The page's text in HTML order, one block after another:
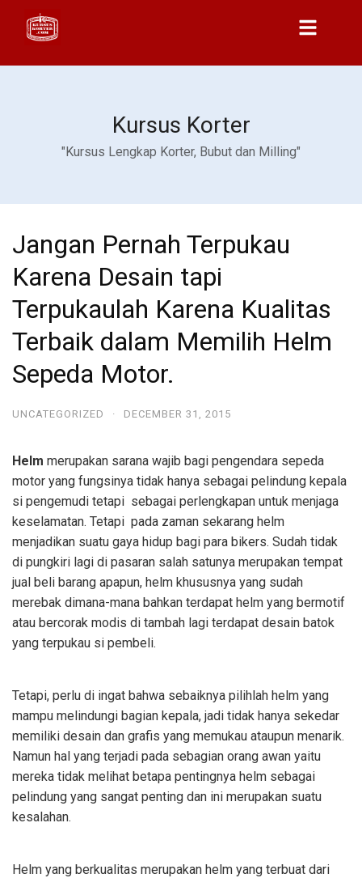
Kursus Korter
"Kursus Lengkap Korter, Bubut dan Milling"
Jangan Pernah Terpukau
Karena Desain tapi
Terpukaulah Karena Kualitas
Terbaik dalam Memilih Helm
Sepeda Motor.
UNCATEGORIZED · DECEMBER 31, 2015
Helm merupakan sarana wajib bagi pengendara sepeda
motor yang fungsinya tidak hanya sebagai pelindung kepala
si pengemudi tetapi sebagai perlengkapan untuk menjaga
keselamatan. Tetapi pada zaman sekarang helm
menjadikan suatu gaya hidup bagi para bikers. Sudah tidak
di pungkiri lagi di pasaran salah satunya merupakan tempat
jual beli barang apapun, helm khususnya yang sudah
merebak dimana-mana bahkan terdapat helm yang bermotif
atau bercorak modis di tambah lagi terdapat desain batok
yang terpukau si pembeli.
Tetapi, perlu di ingat bahwa sebaiknya pilihlah helm yang
mampu melindungi bagian kepala, jadi tidak hanya sekedar
memiliki desain dan grafis yang memukau ataupun menarik.
Namun hal yang terjadi pada sebagian orang awan yaitu
mereka tidak melihat betapa pentingnya helm sebagai
pelindung yang sangat penting dan ini merupakan suatu
kesalahan.
Helm yang berkualitas merupakan helm yang terbuat dari